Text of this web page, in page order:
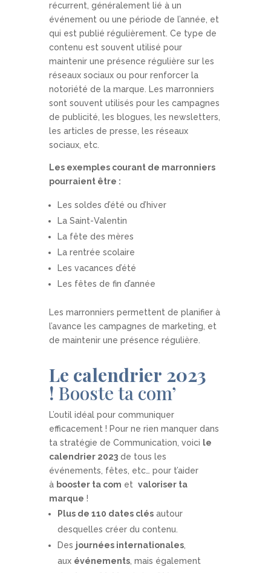
récurrent, généralement lié à un
événement ou une période de l’année, et
qui est publié régulièrement. Ce type de
contenu est souvent utilisé pour
maintenir une présence régulière sur les
réseaux sociaux ou pour renforcer la
notoriété de la marque. Les marronniers
sont souvent utilisés pour les campagnes
de publicité, les blogues, les newsletters,
les articles de presse, les réseaux
sociaux, etc.
Les exemples courant de marronniers
pourraient être :
Les soldes d’été ou d’hiver
La Saint-Valentin
La fête des mères
La rentrée scolaire
Les vacances d’été
Les fêtes de fin d’année
Les marronniers permettent de planifier à
l’avance les campagnes de marketing, et
de maintenir une présence régulière.
Le calendrier 2023
! Booste ta com’
L’outil idéal pour communiquer
efficacement ! Pour ne rien manquer dans
ta stratégie de Communication, voici le
calendrier 2023 de tous les
événements, fêtes , etc… pour t’aider
à booster ta com et valoriser ta
marque !
Plus de 110 dates clés autour
desquelles créer du contenu.
Des journées internationales,
aux événements, mais également